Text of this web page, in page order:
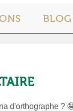
BLOG
d'orthographe ?